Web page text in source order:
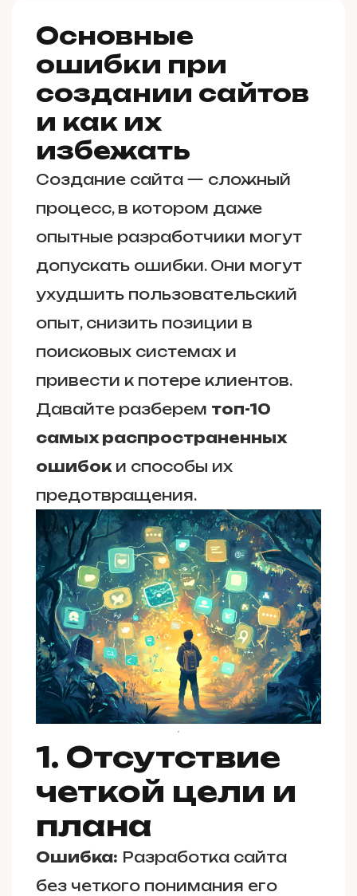
Основные
ошибки при
создании сайтов
и как их
избежать
Создание сайта — сложный
процесс, в котором даже
опытные разработчики могут
допускать ошибки. Они могут
ухудшить пользовательский
опыт, снизить позиции в
поисковых системах и
привести к потере клиентов.
Давайте разберем топ-10
самых распространенных
ошибок и способы их
предотвращения.
1. Отсутствие
четкой цели и
плана
Ошибка: Разработка сайта
без четкого понимания его